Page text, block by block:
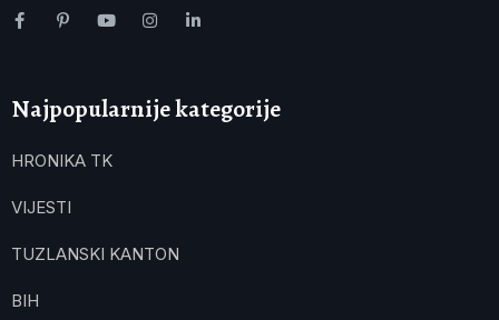
Najpopularnije kategorije
HRONIKA TK
VIJESTI
TUZLANSKI KANTON
BIH